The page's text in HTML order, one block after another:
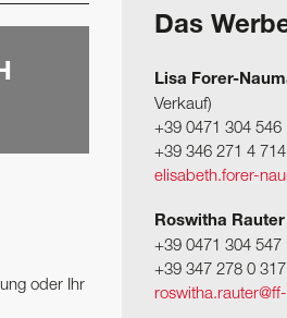
oder Ihr
Das
Lisa Forer-
Verkauf)
+39 0471 304 546
+39 346 271 4 714
elisabeth.forer-
Roswitha Rauter
+39 0471 304 547
+39 347 278 0 317